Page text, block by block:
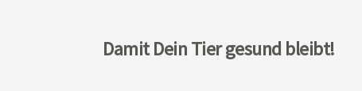
Damit Dein Tier gesund bleibt!